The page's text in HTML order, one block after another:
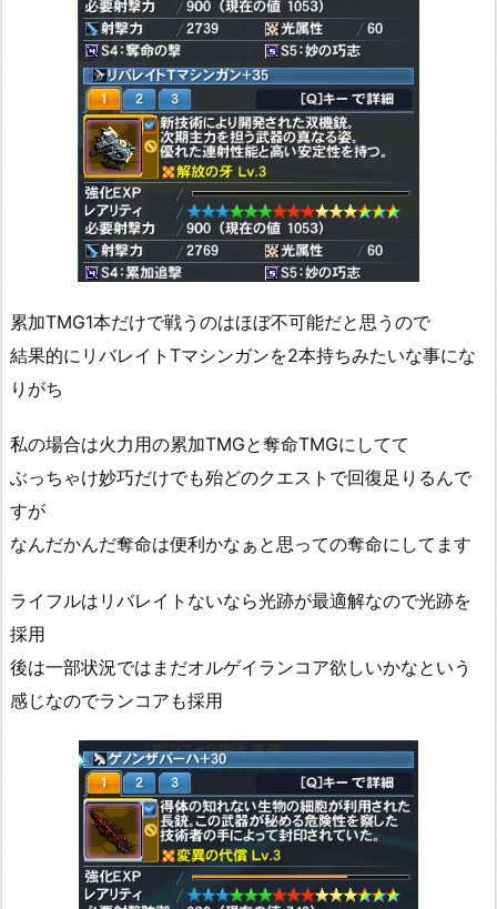
累加TMG1本だけで戦うのはほぼ不可能だと思うので
結果的にリバレイトTマシンガンを2本持ちみたいな事にな
りがち
私の場合は火力用の累加TMGと奪命TMGにしてて
ぶっちゃけ妙巧だけでも殆どのクエストで回復足りるんで
すが
なんだかんだ奪命は便利かなぁと思っての奪命にしてます
ライフルはリバレイトないなら光跡が最適解なので光跡を
採用
後は一部状況ではまだオルゲイランコア欲しいかなという
感じなのでランコアも採用